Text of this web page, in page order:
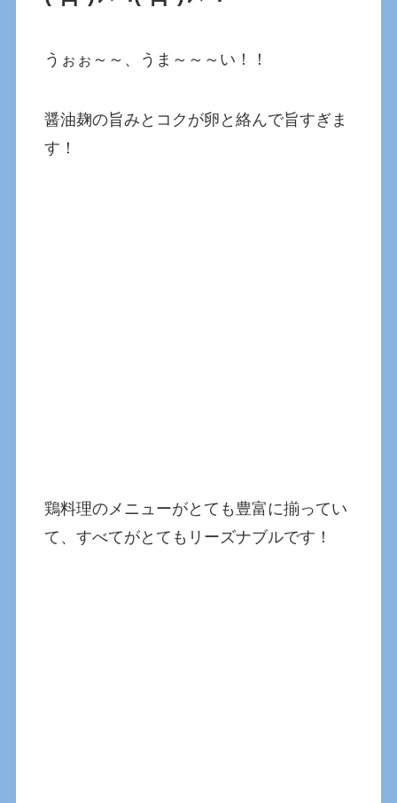
うぉぉ～～、うま～～～い！！
醤油麹の旨みとコクが卵と絡んで旨すぎま
す！
鶏料理のメニューがとても豊富に揃ってい
て、すべてがとてもリーズナブルです！